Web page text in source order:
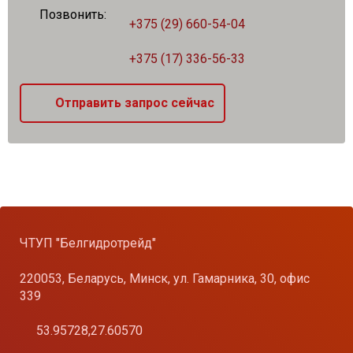
Позвонить:
+375 (29) 660-54-04
+375 (17) 336-56-33
Отправить запрос сейчас
ЧТУП "Белгидротрейд"
220053, Беларусь, Минск, ул. Гамарника, 30, офис
339
53.95728,27.60570